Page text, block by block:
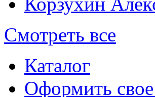
Смотреть все
Каталог
Оформить